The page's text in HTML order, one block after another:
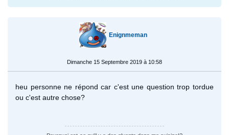
Enignmeman
Dimanche 15 Septembre 2019 à 10:58
heu personne ne répond car c'est une question trop tordue
ou c'est autre chose?